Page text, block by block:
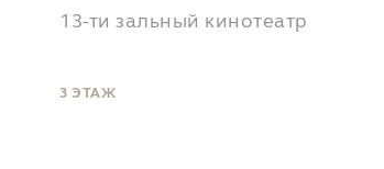
13-ти зальный кинотеатр
3 ЭТАЖ